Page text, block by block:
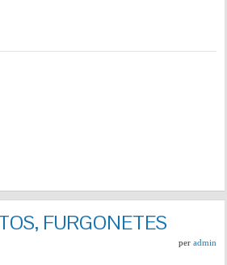
FURGONETES
per admin